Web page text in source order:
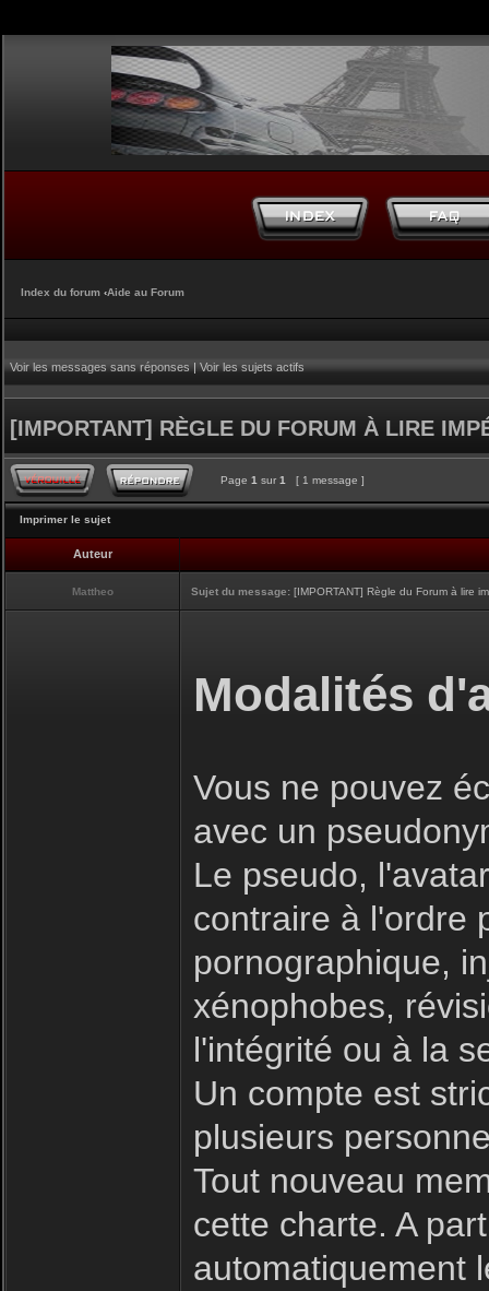
Index du forum ‹Aide au Forum
Voir les messages sans réponses|Voir les sujets actifs
[IMPORTANT] RÈGLE DU FORUM À LIRE
Page 1 sur 1 [ 1 message ]
Imprimer le sujet
Auteur
Mattheo Sujet du message: [IMPORTANT] Règle du Forum à lire
Modalités
Vous ne pouvez
avec un
Le pseudo,
contraire à l'ordre
pornographique,
xénophobes,
l'intégrité ou à la
Un compte est
plusieurs
Tout nouveau
cette charte. A
automatiquement